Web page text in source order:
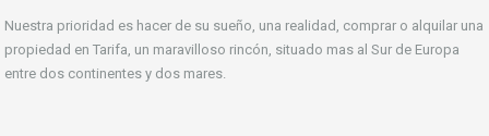
Nuestra prioridad es hacer de su sueño, una realidad, comprar o alquilar una
propiedad en Tarifa, un maravilloso rincón, situado mas al Sur de Europa
entre dos continentes y dos mares.